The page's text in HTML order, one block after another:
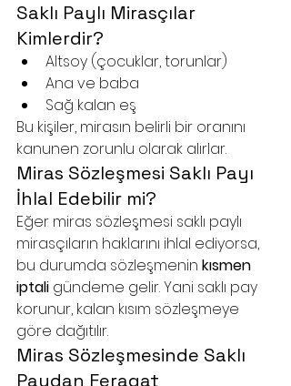
Saklı Paylı Mirasçılar
Kimlerdir?
Altsoy (çocuklar, torunlar)
Ana ve baba
Sağ kalan eş
Bu kişiler, mirasın belirli bir oranını
kanunen zorunlu olarak alırlar.
Miras Sözleşmesi Saklı Payı
İhlal Edebilir mi?
Eğer miras sözleşmesi saklı paylı
mirasçıların haklarını ihlal ediyorsa,
bu durumda sözleşmenin kısmen
iptali gündeme gelir. Yani saklı pay
korunur, kalan kısım sözleşmeye
göre dağıtılır.
Miras Sözleşmesinde Saklı
Paydan Feragat